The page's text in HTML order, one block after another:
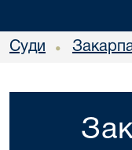
Суди •